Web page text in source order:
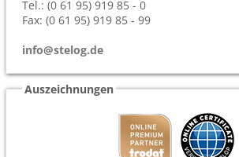
Tel.: (0 61 95) 919 85 - 0
Fax: (0 61 95) 919 85 - 99
info@stelog.de
Auszeichnungen